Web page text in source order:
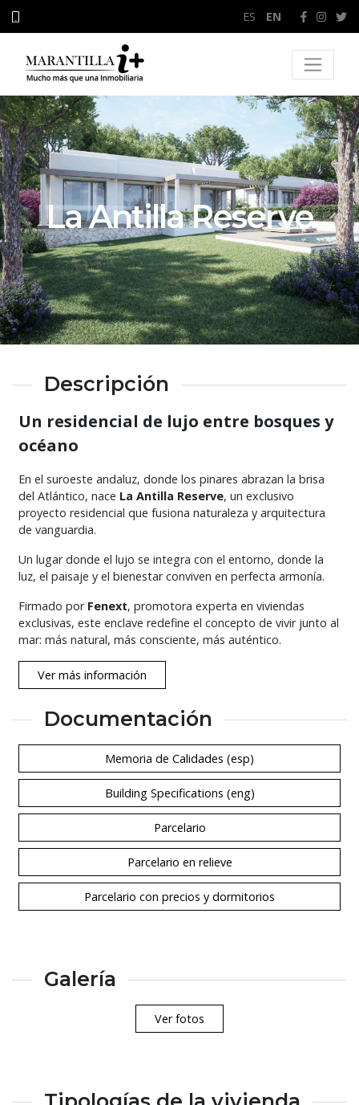
ES EN
La Antilla Reserve
Descripción
Un residencial de lujo entre bosques y
océano
En el suroeste andaluz, donde los pinares abrazan la brisa
del Atlántico, nace La Antilla Reserve, un exclusivo
proyecto residencial que fusiona naturaleza y arquitectura
de vanguardia.
Un lugar donde el lujo se integra con el entorno, donde la
luz, el paisaje y el bienestar conviven en perfecta armonía.
Firmado por Fenext, promotora experta en viviendas
exclusivas, este enclave redefine el concepto de vivir junto al
mar: más natural, más consciente, más auténtico.
Ver más información
Documentación
Memoria de Calidades (esp)
Building Specifications (eng)
Parcelario
Parcelario en relieve
Parcelario con precios y dormitorios
Galería
Ver fotos